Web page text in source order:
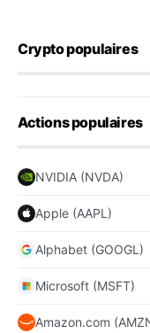
Crypto populaires
Actions populaires
NVIDIA (NVDA)
Apple (AAPL)
Alphabet (GOOGL)
Microsoft (MSFT)
Amazon.com